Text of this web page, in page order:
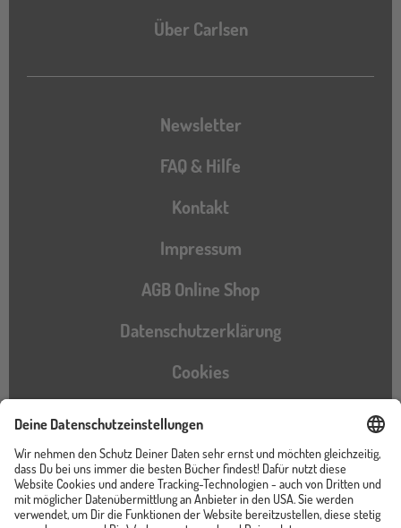
Über Carlsen
Newsletter
FAQ & Hilfe
Kontakt
Impressum
AGB Online Shop
Datenschutzerklärung
Cookies
Barrierefreiheitserklärung
Instagram
TikTokPinterestYouTubeFacebook